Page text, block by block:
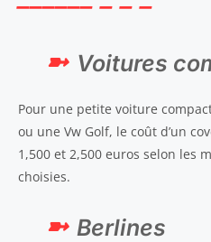
Voitures
Pour une petite voiture
ou une Vw Golf, le coût d’un
1,500 et 2,500 euros selon les
choisies.
Berlines